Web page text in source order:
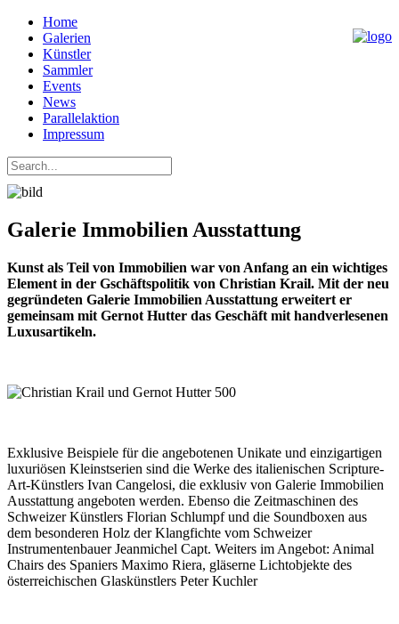
Home
Galerien
Künstler
Sammler
Events
News
Parallelaktion
Impressum
Galerie Immobilien Ausstattung
Kunst als Teil von Immobilien war von Anfang an ein wichtiges
Element in der Gschäftspolitik von Christian Krail. Mit der neu
gegründeten Galerie Immobilien Ausstattung erweitert er
gemeinsam mit Gernot Hutter das Geschäft mit handverlesenen
Luxusartikeln.
Exklusive Beispiele für die angebotenen Unikate und einzigartigen
luxuriösen Kleinstserien sind die Werke des italienischen Scripture-
Art-Künstlers Ivan Cangelosi, die exklusiv von Galerie Immobilien
Ausstattung angeboten werden. Ebenso die Zeitmaschinen des
Schweizer Künstlers Florian Schlumpf und die Soundboxen aus
dem besonderen Holz der Klangfichte vom Schweizer
Instrumentenbauer Jeanmichel Capt. Weiters im Angebot: Animal
Chairs des Spaniers Maximo Riera, gläserne Lichtobjekte des
österreichischen Glaskünstlers Peter Kuchler